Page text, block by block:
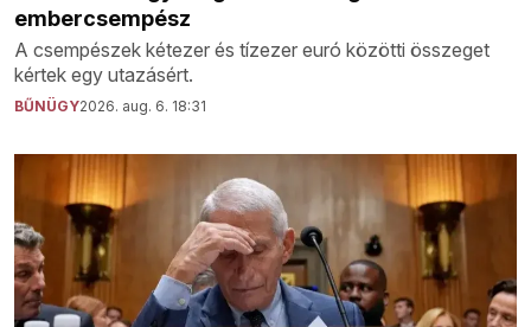
embercsempész
A csempészek kétezer és tízezer euró közötti összeget
kértek egy utazásért.
BŰNÜGY2026. aug. 6. 18:31